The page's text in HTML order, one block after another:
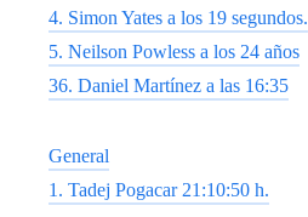
4. Simon Yates a los 19 segundos.
5. Neilson Powless a los 24 años
36. Daniel Martínez a las 16:35
General
1. Tadej Pogacar 21:10:50 h.